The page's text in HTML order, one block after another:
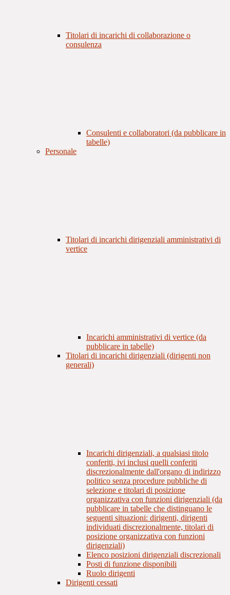
Titolari di incarichi di collaborazione o
consulenza
Consulenti e collaboratori (da pubblicare in
tabelle)
Personale
Titolari di incarichi dirigenziali amministrativi di
vertice
Incarichi amministrativi di vertice (da
pubblicare in tabelle)
Titolari di incarichi dirigenziali (dirigenti non
generali)
Incarichi dirigenziali, a qualsiasi titolo
conferiti, ivi inclusi quelli conferiti
discrezionalmente dall'organo di indirizzo
politico senza procedure pubbliche di
selezione e titolari di posizione
organizzativa con funzioni dirigenziali (da
pubblicare in tabelle che distinguano le
seguenti situazioni: dirigenti, dirigenti
individuati discrezionalmente, titolari di
posizione organizzativa con funzioni
dirigenziali)
Elenco posizioni dirigenziali discrezionali
Posti di funzione disponibili
Ruolo dirigenti
Dirigenti cessati